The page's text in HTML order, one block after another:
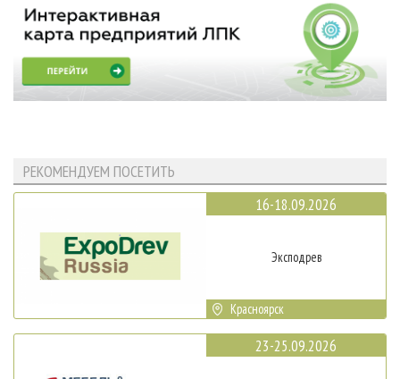
РЕКОМЕНДУЕМ ПОСЕТИТЬ
16-18.09.2026
Эксподрев
Красноярск
23-25.09.2026